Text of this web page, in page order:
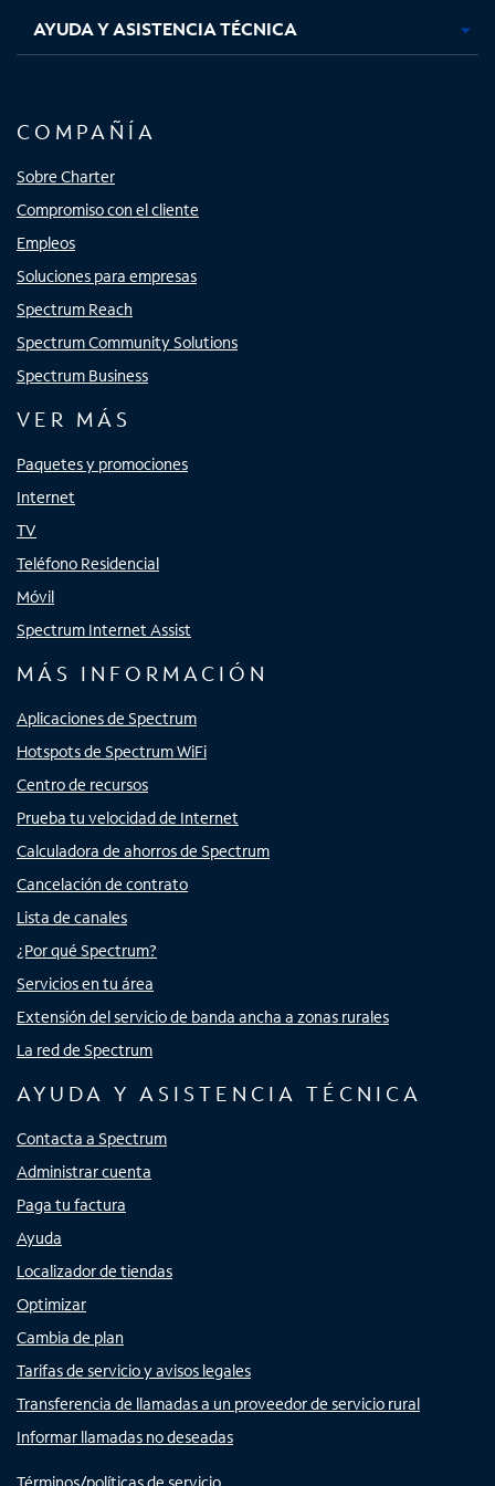
AYUDA Y ASISTENCIA TÉCNICA
COMPAÑÍA
Sobre Charter
Compromiso con el cliente
Empleos
Soluciones para empresas
Spectrum Reach
Spectrum Community Solutions
Spectrum Business
VER MÁS
Paquetes y promociones
Internet
TV
Teléfono Residencial
Móvil
Spectrum Internet Assist
MÁS INFORMACIÓN
Aplicaciones de Spectrum
Hotspots de Spectrum WiFi
Centro de recursos
Prueba tu velocidad de Internet
Calculadora de ahorros de Spectrum
Cancelación de contrato
Lista de canales
¿Por qué Spectrum?
Servicios en tu área
Extensión del servicio de banda ancha a zonas rurales
La red de Spectrum
AYUDA Y ASISTENCIA TÉCNICA
Contacta a Spectrum
Administrar cuenta
Paga tu factura
Ayuda
Localizador de tiendas
Optimizar
Cambia de plan
Tarifas de servicio y avisos legales
Transferencia de llamadas a un proveedor de servicio rural
Informar llamadas no deseadas